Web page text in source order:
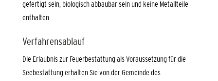
gefertigt sein, biologisch abbaubar sein und keine Metallteile
enthalten.
Verfahrensablauf
Die Erlaubnis zur Feuerbestattung als Voraussetzung für die
Seebestattung erhalten Sie von der Gemeinde des